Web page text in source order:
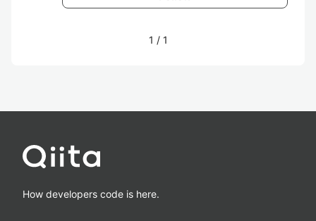
1 / 1
How developers code is here.